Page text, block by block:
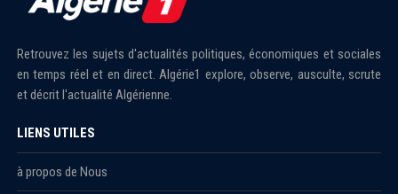
Retrouvez les sujets d'actualités politiques, économiques et sociales
en temps réel et en direct. Algérie1 explore, observe, ausculte, scrute
et décrit l'actualité Algérienne.
LIENS UTILES
à propos de Nous